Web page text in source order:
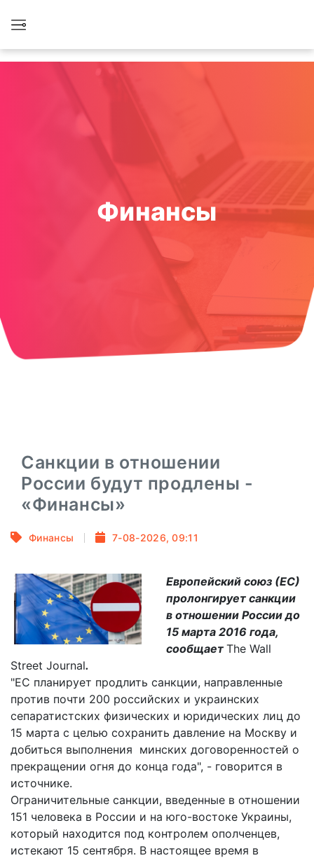
Финансы
Санкции в отношении
России будут продлены -
«Финансы»
Финансы 7-08-2026, 09:11
Европейский союз (ЕС)
пролонгирует санкции
в отношении России до
15 марта 2016 года,
сообщаетThe Wall
Street Journal.
"ЕС планирует продлить санкции, направленные
против почти 200 российских и украинских
сепаратистских физических и юридических лиц до
15 марта с целью сохранить давление на Москву и
добиться выполнения минских договоренностей о
прекращении огня до конца года", - говорится в
источнике.
Ограничительные санкции, введенные в отношении
151 человека в России и на юго-востоке Украины,
который находится под контролем ополченцев,
истекают 15 сентября. В настоящее время в